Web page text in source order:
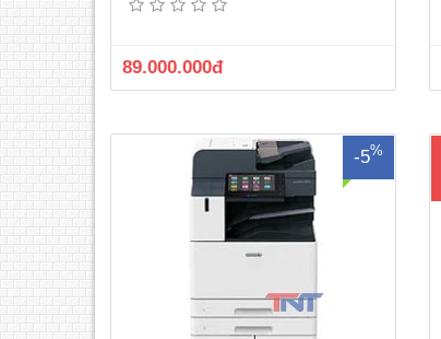
89.000.000đ
-5%
Fujifilm Apeos 2560 mới 100%Chức
4GB (tối đa)- Dung lượng thiết bị lưu trữ :